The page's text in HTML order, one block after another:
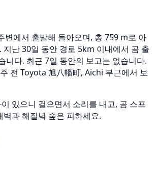
변에서 출발해 돌아오며, 총 759 m로 아
지난 30일 동안 경로 5km 이내에서 곰 출
니다. 최근 7일 동안의 보고는 없습니다.
전 Toyota 旭八幡町, Aichi 부근에서 보
있으니 걸으면서 소리를 내고, 곰 스프
벽과 해질녘 숲은 피하세요.